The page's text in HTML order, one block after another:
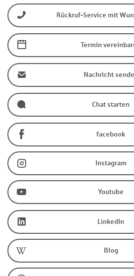
Rückruf-Service mit
Termin
Nachricht
Chat starten
facebook
Instagram
Youtube
LinkedIn
Blog